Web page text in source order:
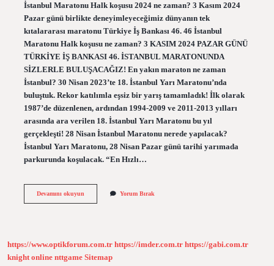
İstanbul Maratonu Halk koşusu 2024 ne zaman? 3 Kasım 2024
Pazar günü birlikte deneyimleyeceğimiz dünyanın tek
kıtalararası maratonu Türkiye İş Bankası 46. 46 İstanbul
Maratonu Halk koşusu ne zaman? 3 KASIM 2024 PAZAR GÜNÜ
TÜRKİYE İŞ BANKASI 46. İSTANBUL MARATONUNDA
SİZLERLE BULUŞACAĞIZ! En yakın maraton ne zaman
İstanbul? 30 Nisan 2023’te 18. İstanbul Yarı Maratonu’nda
buluştuk. Rekor katılımla eşsiz bir yarış tamamladık! İlk olarak
1987’de düzenlenen, ardından 1994-2009 ve 2011-2013 yılları
arasında ara verilen 18. İstanbul Yarı Maratonu bu yıl
gerçekleşti! 28 Nisan İstanbul Maratonu nerede yapılacak?
İstanbul Yarı Maratonu, 28 Nisan Pazar günü tarihi yarımada
parkurunda koşulacak. “En Hızlı…
Devamını okuyunBüyük
Yorum Bırak
https://www.optikforum.com.tr https://imder.com.tr https://gabi.com.tr
knight online nttgame Sitemap